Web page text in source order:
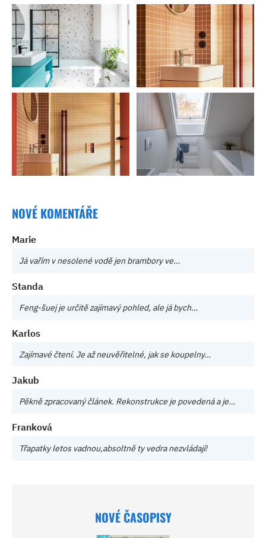
NOVÉ KOMENTÁŘE
Marie
Já vařím v nesolené vodě jen brambory ve…
Standa
Feng-šuej je určitě zajímavý pohled, ale já bych…
Karlos
Zajímavé čtení. Je až neuvěřitelné, jak se koupelny…
Jakub
Pěkně zpracovaný článek. Rekonstrukce je povedená a je…
Franková
Třapatky letos vadnou,absoltně ty vedra nezvládají!
NOVÉ ČASOPISY